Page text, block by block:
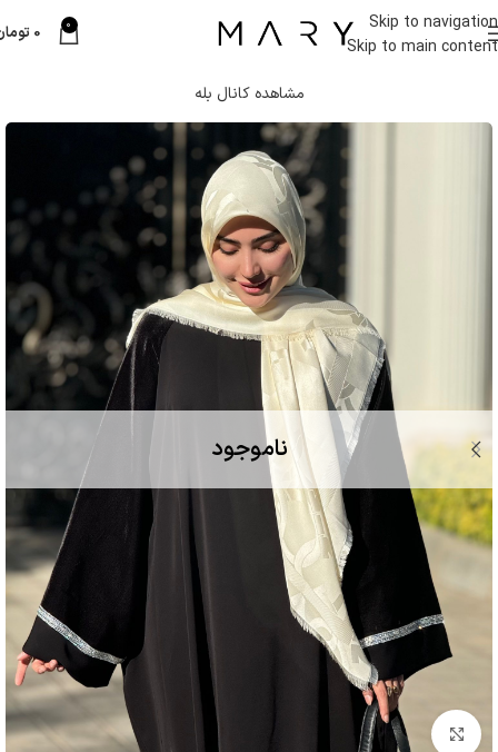
Skip to navigation
Skip to main content
0
0
مشاهده کانال بله
ناموجود
بزرگنمایی تصویر